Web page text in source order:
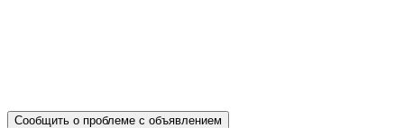
Сообщить о проблеме с объявлением